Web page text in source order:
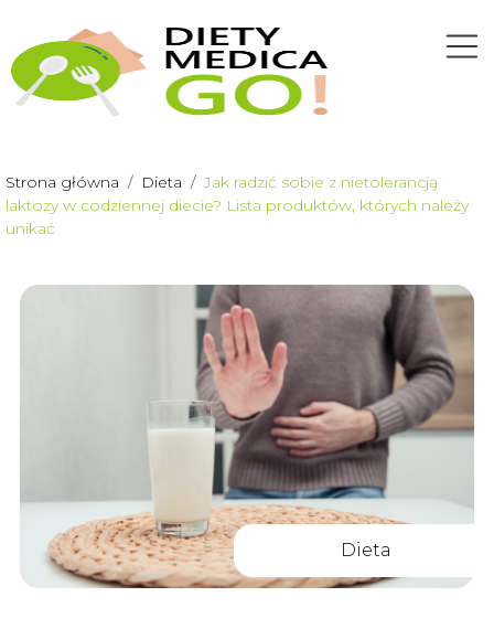
Strona główna / Dieta /Jak radzić sobie z nietolerancją
laktozy w codziennej diecie? Lista produktów, których należy
unikać
Dieta